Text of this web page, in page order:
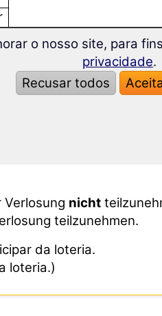
nicht
teilzunehmen.
da loteria.
loteria.)
o nosso site, para
privacidade.
Recusar todos